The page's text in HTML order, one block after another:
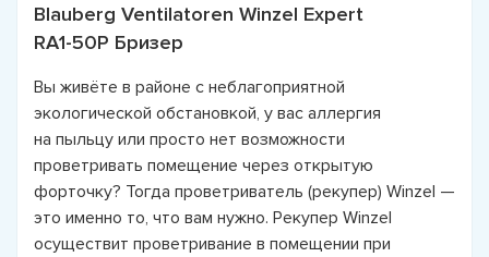
Blauberg Ventilatoren Winzel Expert
RA1-50P Бризер
Вы живёте в районе с неблагоприятной
экологической обстановкой, у вас аллергия
на пыльцу или просто нет возможности
проветривать помещение через открытую
форточку? Тогда проветриватель (рекупер) Winzel —
это именно то, что вам нужно. Рекупер Winzel
осуществит проветривание в помещении при